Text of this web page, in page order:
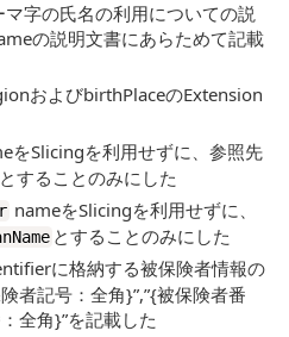
字の氏名の利用についての説
の説明文書にあらためて記載
およびbirthPlaceのExtension
をSlicingを利用せずに、参照先
とすることのみにした
nameをSlicingを利用せずに、
とすることのみにした
に格納する被保険者情報の
者記号：全角}”,”{被保険者番
全角}”を記載した